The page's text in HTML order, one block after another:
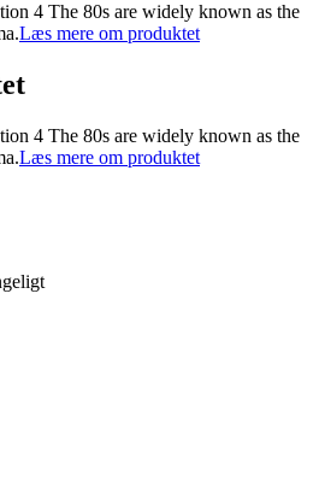
4 The 80s are widely known as the
Læs mere om produktet
4 The 80s are widely known as the
Læs mere om produktet